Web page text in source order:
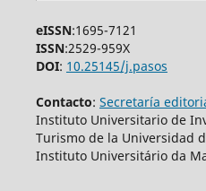
eISSN:1695-7121
ISSN:2529-959X
DOI: 10.25145/j.pasos
Contacto: Secretaría
Instituto Universitario de
Turismo de la Universidad
Instituto Universitário da